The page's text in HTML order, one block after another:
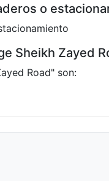
o
Sheikh Zayed
Road" son: